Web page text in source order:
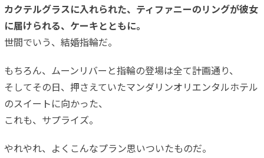
カクテルグラスに入れられた、ティファニーのリングが彼女
に届けられる、ケーキとともに。
世間でいう、結婚指輪だ。
もちろん、ムーンリバーと指輪の登場は全て計画通り、
そしてその日、押さえていたマンダリンオリエンタルホテル
のスイートに向かった、
これも、サプライズ。
やれやれ、よくこんなプラン思いついたものだ。